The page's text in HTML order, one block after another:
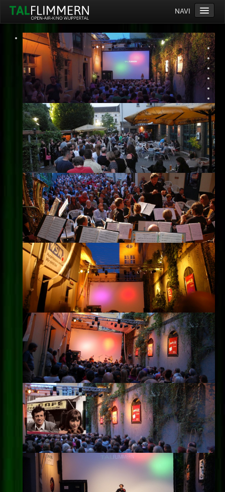
NAVI
Home
Programm
Service
Ticketinfos
Ort
Anreise
Wetter
Kinogutschein
Konzept
Archiv
Kontakt
Impressum
Datenschutz